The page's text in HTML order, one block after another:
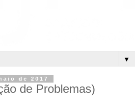
▼
de 2017
de Problemas)